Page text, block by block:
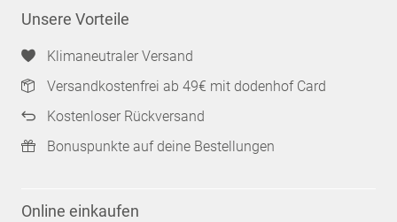
Unsere Vorteile
Klimaneutraler Versand
Versandkostenfrei ab 49€ mit dodenhof Card
Kostenloser Rückversand
Bonuspunkte auf deine Bestellungen
Online einkaufen